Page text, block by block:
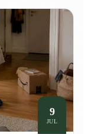
9
JUL